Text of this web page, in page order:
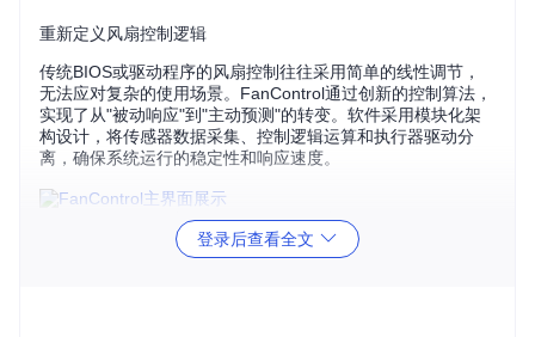
重新定义风扇控制逻辑
传统BIOS或驱动程序的风扇控制往往采用简单的线性调节，
无法应对复杂的使用场景。FanControl通过创新的控制算法，
实现了从"被动响应"到"主动预测"的转变。软件采用模块化架
构设计，将传感器数据采集、控制逻辑运算和执行器驱动分
离，确保系统运行的稳定性和响应速度。
图1：FanControl主界面，展示了多风扇独立控制和曲线配置
区域，支持实时监控与调节登录后查看全文